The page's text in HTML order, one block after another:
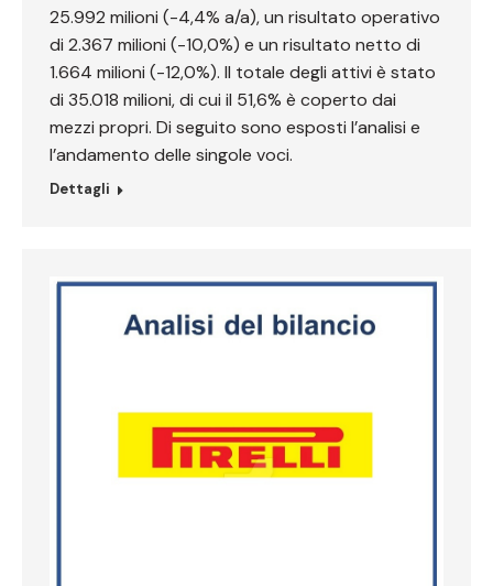
25.992 milioni (-4,4% a/a), un risultato operativo
di 2.367 milioni (-10,0%) e un risultato netto di
1.664 milioni (-12,0%). Il totale degli attivi è stato
di 35.018 milioni, di cui il 51,6% è coperto dai
mezzi propri. Di seguito sono esposti l’analisi e
l’andamento delle singole voci.
Dettagli